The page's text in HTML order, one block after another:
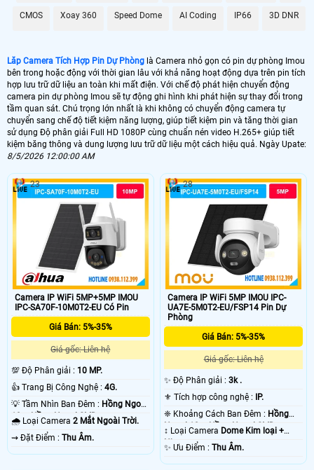
Với Camera Tích Hợp Pin Dự Phòng này, bạn không chỉ có được sự tiện lợi
trong việc giám sát mà còn được ổn hơn với chất lượng hình ảnh và dữ liệu lưu
CMOS Xoay 360 Speed Dome AI Coding IP66 3D DNR
Lăp Camera Tích Hợp Pin Dự Phòng là Camera nhỏ gọn có pin dự phòng Imou
bên trong hoặc động với thời gian lâu với khả năng hoạt động dựa trên pin tích
hợp lưu trữ dữ liệu an toàn khi mất điện. Với chế độ phát hiện chuyển động
camera pin dự phòng Imou sẽ tự động ghi hình khi phát hiện sự thay đổi trong
tầm quan sát. Chú trọng lớn nhất là khi không có chuyển động camera tự
chuyển sang chế độ tiết kiệm năng lượng, giúp tiết kiệm pin và tăng thời gian
sử dụng Độ phân giải Full HD 1080P cùng chuẩn nén video H.265+ giúp tiết
kiệm băng thông và dung lượng lưu trữ dữ liệu một cách hiệu quả. Ngày Upate:
8/5/2026 12:00:00 AM
Camera IP WiFi 5MP+5MP IMOU
IPC-SA70F-10M0T2-EU Có Pin
Giá Bán: 5%-35%
Giá gốc: Liên hệ
💯 Độ Phân giải : 10 MP.
👍 Trang Bị Công Nghệ : 4G.
💡 Tầm Nhìn Ban Đêm : Hồng Ngoại
10m Hồng Ngoại SMD.
🌧️ Loại Camera 2 Mắt Ngoài Trời.
️⇝ Đặt Điểm : Thu Âm.
23
Camera IP WiFi 5MP IMOU IPC-
UA7E-5M0T2-EU/FSP14 Pin Dự
Phòng
Giá Bán: 5%-35%
Giá gốc: Liên hệ
✨ Độ Phân giải :3k .
⚜️ Tích hợp công nghệ :
IP.
❈ Khoảng Cách Ban Đêm : Hồng
Ngoại 10m Hồng Ngoại SMD.
↕️ Loại Camera Dome Kim loại +
Nhựa.
️✨ Ưu Điểm :Thu Âm.
28